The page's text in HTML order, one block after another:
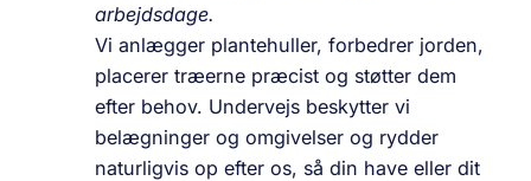
arbejdsdage.
Vi anlægger plantehuller, forbedrer jorden,
placerer træerne præcist og støtter dem
efter behov. Undervejs beskytter vi
belægninger og omgivelser og rydder
naturligvis op efter os, så din have eller dit